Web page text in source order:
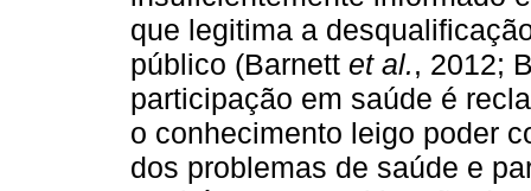
que legitima a
público (Barnett et al., 2012;
participação em saúde é
o conhecimento leigo poder
dos problemas de saúde e